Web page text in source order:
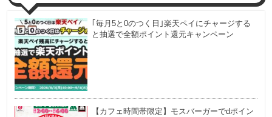
｢毎月5と0のつく日｣楽天ペイにチャージする
と抽選で全額ポイント還元キャンペーン
【カフェ時間帯限定】モスバーガーでdポイン